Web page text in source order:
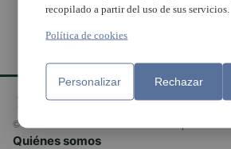
© El Meridiano L'Horta 2026 - Valencia - España
Quiénes somos
recopilado a partir del uso de sus servicios.
Política de cookies
Personalizar Rechazar